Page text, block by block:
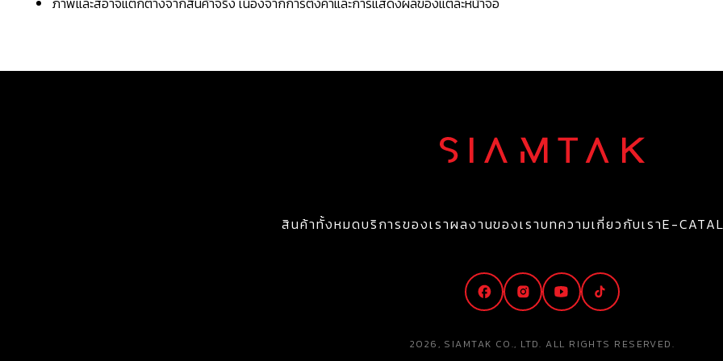
สินค้าทั้งหมดบริการของเราผลงานของเราบทความเกี่ยวกับเราE-
2026, SIAMTAK CO., LTD. ALL RIGHTS RESERVED.